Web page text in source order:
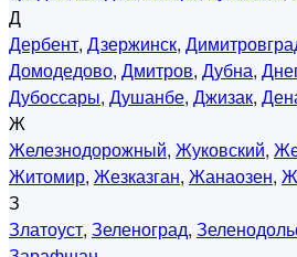
Д
Дербент, Дзержинск,
Домодедово, Дмитров, Дубна,
Дубоссары, Душанбе, Джизак,
Ж
Железнодорожный, Жуковский,
Житомир, Жезказган, Жанаозен,
З
Златоуст, Зеленоград,